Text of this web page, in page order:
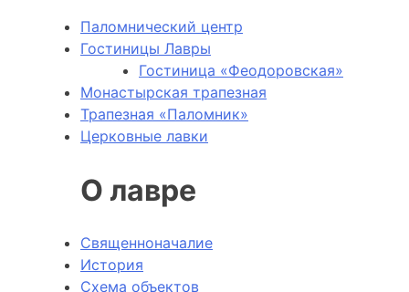
Паломнический центр
Гостиницы Лавры
Гостиница «Феодоровская»
Монастырская трапезная
Трапезная «Паломник»
Церковные лавки
О лавре
Священноначалие
История
Схема объектов